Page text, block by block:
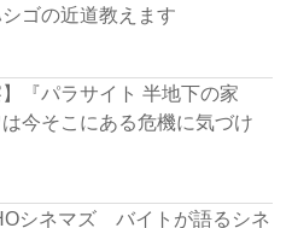
ゴの近道教えます
】『パラサイト 半地下の家
今そこにある危機に気づけ
シネマズ バイトが語るシネ